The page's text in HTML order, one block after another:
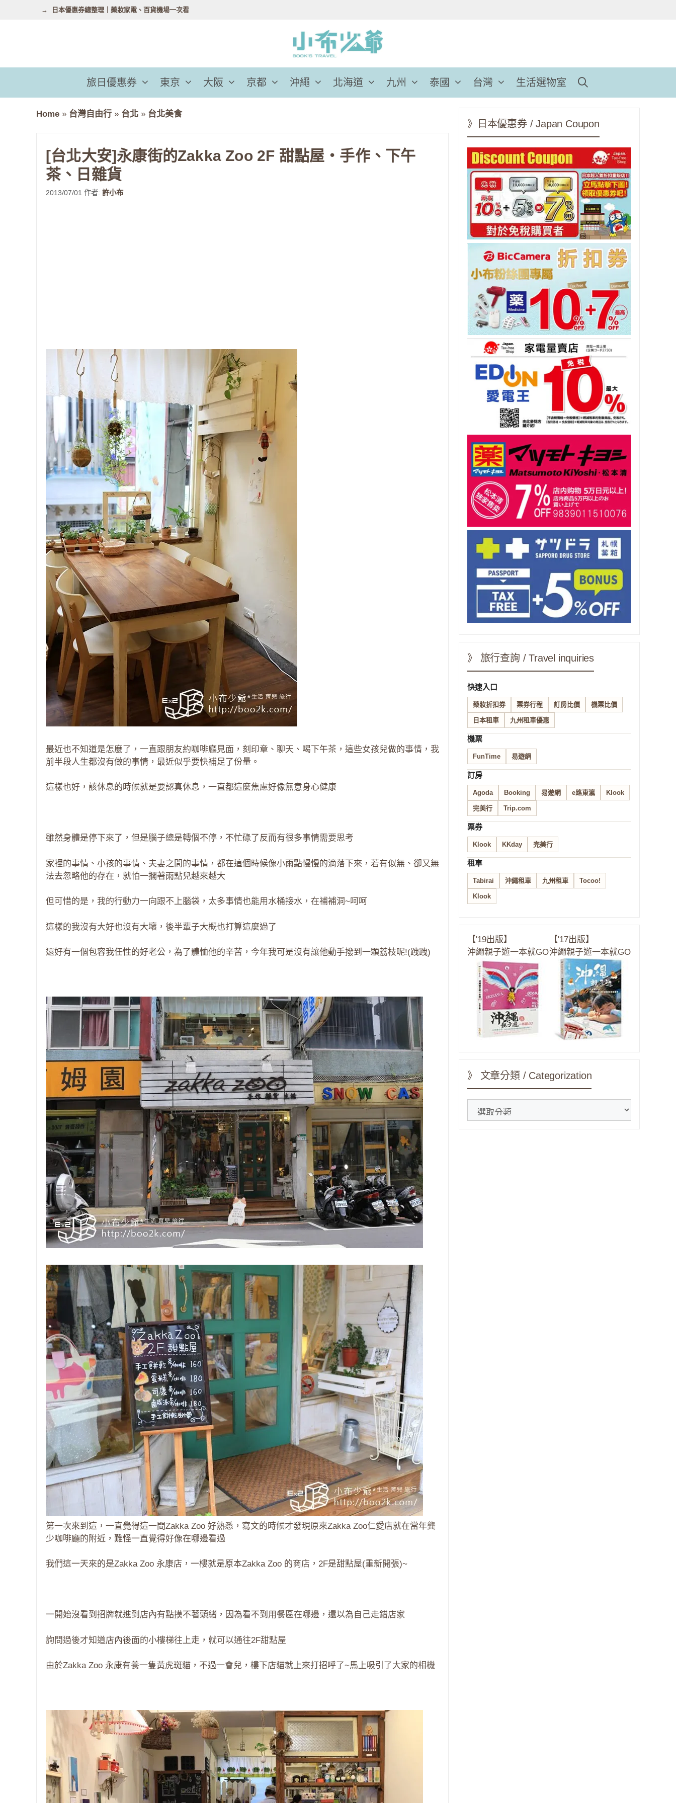
容
日本優惠券總整理｜藥妝家電、百貨機場一次看
旅日優惠券 東京 大阪 京都 沖繩 北海道 九州 泰國 台灣 生活選物室
Home » 台灣自由行 » 台北 » 台北美食
[台北大安]永康街的Zakka Zoo 2F 甜點屋‧手作、下午
茶、日雜貨
2013/07/01 作者: 許小布
最近也不知道是怎麼了，一直跟朋友約咖啡廳見面，刻印章、聊天、喝下午茶，這些女孩兒做的事情，我
前半段人生都沒有做的事情，最近似乎要快補足了份量。
這樣也好，該休息的時候就是要認真休息，一直都這麼焦慮好像無意身心健康
雖然身體是停下來了，但是腦子總是轉個不停，不忙碌了反而有很多事情需要思考
家裡的事情、小孩的事情、夫妻之間的事情，都在這個時候像小雨點慢慢的滴落下來，若有似無、卻又無
法去忽略他的存在，就怕一擱著雨點兒越來越大
但可惜的是，我的行動力一向跟不上腦袋，太多事情也能用水桶接水，在補補洞~呵呵
這樣的我沒有大好也沒有大壞，後半輩子大概也打算這麼過了
還好有一個包容我任性的好老公，為了體恤他的辛苦，今年我可是沒有讓他動手撥到一顆荔枝呢!(跩跩)
第一次來到這，一直覺得這一間Zakka Zoo 好熟悉，寫文的時候才發現原來Zakka Zoo仁愛店就在當年龔
少咖啡廳的附近，難怪一直覺得好像在哪邊看過
我們這一天來的是Zakka Zoo 永康店，一樓就是原本Zakka Zoo 的商店，2F是甜點屋(重新開張)~
一開始沒看到招牌就進到店內有點摸不著頭緒，因為看不到用餐區在哪邊，還以為自己走錯店家
詢問過後才知道店內後面的小樓梯往上走，就可以通往2F甜點屋
由於Zakka Zoo 永康有養一隻黃虎斑貓，不過一會兒，樓下店貓就上來打招呼了~馬上吸引了大家的相機
》日本優惠券 / Japan Coupon
》 旅行查詢 / Travel inquiries
快速入口
藥妝折扣券 票券行程 訂房比價 機票比價
日本租車 九州租車優惠
機票
FunTime 易遊網
訂房
Agoda Booking 易遊網 e路東瀛 Klook
完美行 Trip.com
票券
Klook KKday 完美行
租車
Tabirai 沖繩租車 九州租車 Tocoo!
Klook
【'19出版】
沖繩親子遊一本就GO
【'17出版】
沖繩親子遊一本就GO
》 文章分類 / Categorization